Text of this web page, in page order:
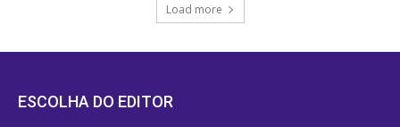
Load more
ESCOLHA DO EDITOR